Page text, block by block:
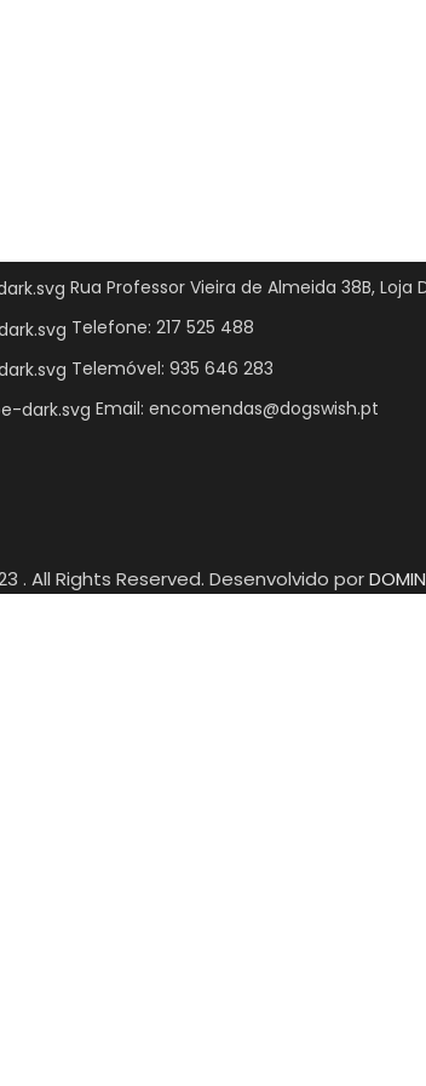
Rua Professor Vieira de Almeida 38B, Loja
Telefone: 217 525 488
Telemóvel: 935 646 283
Email: encomendas@dogswish.pt
. All Rights Reserved. Desenvolvido por